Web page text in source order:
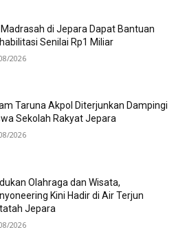
di Jepara Dapat Bantuan
Senilai Rp1 Miliar
2026
Taruna Akpol Diterjunkan Dampingi
Sekolah Rakyat Jepara
2026
Olahraga dan Wisata,
Kini Hadir di Air Terjun
Jepara
2026